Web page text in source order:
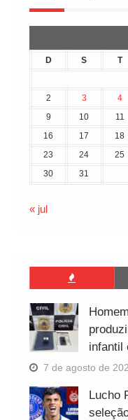
D S T
2
3 4
9
10 11
16
17 18
23
24 25
30
31
« jul
infantil
7 de agosto de
Lucho